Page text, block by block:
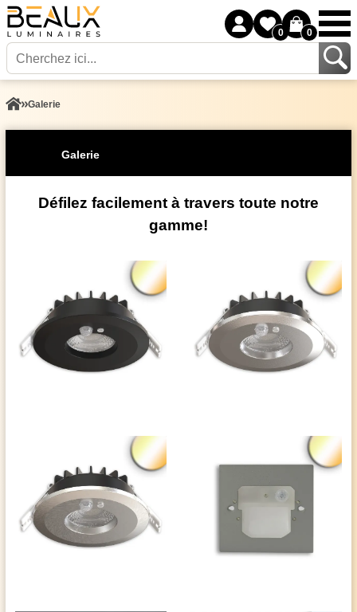
0 0
Galerie
Galerie
Défilez facilement à travers toute notre
gamme!